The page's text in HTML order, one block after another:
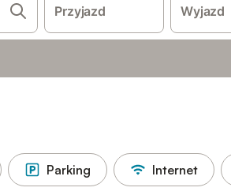
Przyjazd Wyjazd
Parking Internet